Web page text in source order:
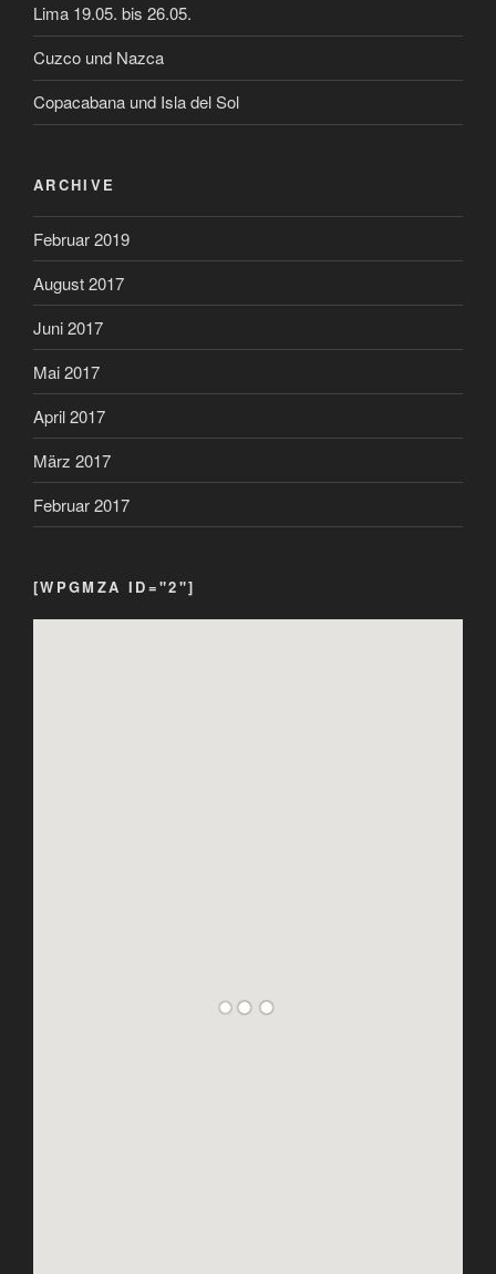
Lima 19.05. bis 26.05.
Cuzco und Nazca
Copacabana und Isla del Sol
ARCHIVE
Februar 2019
August 2017
Juni 2017
Mai 2017
April 2017
März 2017
Februar 2017
[WPGMZA ID="2"]